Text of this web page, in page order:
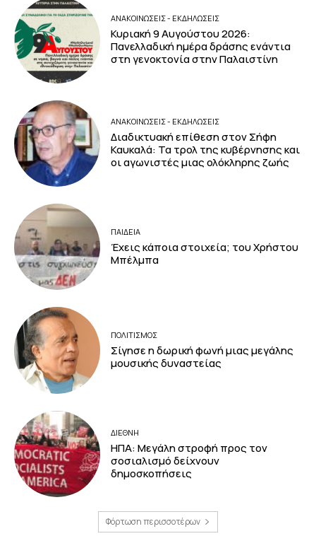
ΑΝΑΚΟΙΝΩΣΕΙΣ - ΕΚΔΗΛΩΣΕΙΣ
Κυριακή 9 Αυγούστου 2026:
Πανελλαδική ημέρα δράσης ενάντια
στη γενοκτονία στην Παλαιστίνη
ΑΝΑΚΟΙΝΩΣΕΙΣ - ΕΚΔΗΛΩΣΕΙΣ
Διαδικτυακή επίθεση στον Σήφη
Καυκαλά: Τα τρολ της κυβέρνησης και
οι αγωνιστές μιας ολόκληρης ζωής
ΠΑΙΔΕΙΑ
Έχεις κάποια στοιχεία; του Χρήστου
Μπέλμπα
ΠΟΛΙΤΙΣΜΟΣ
Σίγησε η δωρική φωνή μιας μεγάλης
μουσικής δυναστείας
ΔΙΕΘΝΗ
ΗΠΑ: Μεγάλη στροφή προς τον
σοσιαλισμό δείχνουν
δημοσκοπήσεις
Φόρτωση περισσοτέρων